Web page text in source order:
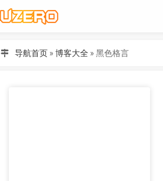
导航首页» 博客大全» 黑色格言